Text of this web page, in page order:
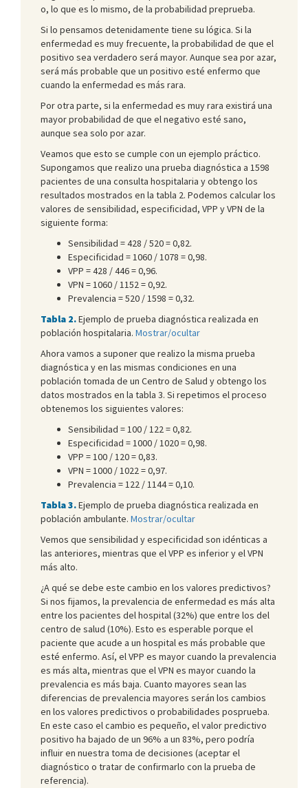
o, lo que es lo mismo, de la probabilidad preprueba.
Si lo pensamos detenidamente tiene su lógica. Si la
enfermedad es muy frecuente, la probabilidad de que el
positivo sea verdadero será mayor. Aunque sea por azar,
será más probable que un positivo esté enfermo que
cuando la enfermedad es más rara.
Por otra parte, si la enfermedad es muy rara existirá una
mayor probabilidad de que el negativo esté sano,
aunque sea solo por azar.
Veamos que esto se cumple con un ejemplo práctico.
Supongamos que realizo una prueba diagnóstica a 1598
pacientes de una consulta hospitalaria y obtengo los
resultados mostrados en la tabla 2. Podemos calcular los
valores de sensibilidad, especificidad, VPP y VPN de la
siguiente forma:
Sensibilidad = 428 / 520 = 0,82.
Especificidad = 1060 / 1078 = 0,98.
VPP = 428 / 446 = 0,96.
VPN = 1060 / 1152 = 0,92.
Prevalencia = 520 / 1598 = 0,32.
Tabla 2.Ejemplo de prueba diagnóstica realizada en
población hospitalaria. Mostrar/ocultar
Ahora vamos a suponer que realizo la misma prueba
diagnóstica y en las mismas condiciones en una
población tomada de un Centro de Salud y obtengo los
datos mostrados en la tabla 3. Si repetimos el proceso
obtenemos los siguientes valores:
Sensibilidad = 100 / 122 = 0,82.
Especificidad = 1000 / 1020 = 0,98.
VPP = 100 / 120 = 0,83.
VPN = 1000 / 1022 = 0,97.
Prevalencia = 122 / 1144 = 0,10.
Tabla 3.Ejemplo de prueba diagnóstica realizada en
población ambulante. Mostrar/ocultar
Vemos que sensibilidad y especificidad son idénticas a
las anteriores, mientras que el VPP es inferior y el VPN
más alto.
¿A qué se debe este cambio en los valores predictivos?
Si nos fijamos, la prevalencia de enfermedad es más alta
entre los pacientes del hospital (32%) que entre los del
centro de salud (10%). Esto es esperable porque el
paciente que acude a un hospital es más probable que
esté enfermo. Así, el VPP es mayor cuando la prevalencia
es más alta, mientras que el VPN es mayor cuando la
prevalencia es más baja. Cuanto mayores sean las
diferencias de prevalencia mayores serán los cambios
en los valores predictivos o probabilidades posprueba.
En este caso el cambio es pequeño, el valor predictivo
positivo ha bajado de un 96% a un 83%, pero podría
influir en nuestra toma de decisiones (aceptar el
diagnóstico o tratar de confirmarlo con la prueba de
referencia).